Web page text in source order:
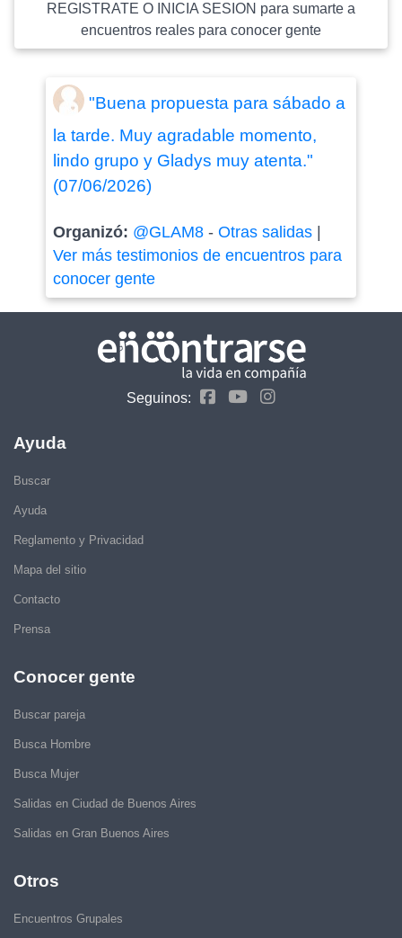
REGISTRATE O INICIA SESION para sumarte a
encuentros reales para conocer gente
"Buena propuesta para sábado a
la tarde. Muy agradable momento,
lindo grupo y Gladys muy atenta."
(07/06/2026)
Organizó: @GLAM8- Otras salidas|
Ver más testimonios de encuentros para
conocer gente
Seguinos:
Ayuda
Buscar
Ayuda
Reglamento y Privacidad
Mapa del sitio
Contacto
Prensa
Conocer gente
Buscar pareja
Busca Hombre
Busca Mujer
Salidas en Ciudad de Buenos Aires
Salidas en Gran Buenos Aires
Otros
Encuentros Grupales